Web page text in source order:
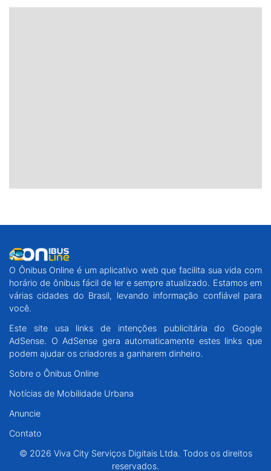
O Ônibus Online é um aplicativo web que facilita sua vida com
horário de ônibus fácil de ler e sempre atualizado. Estamos em
várias cidades do Brasil, levando informação confiável para
você.
Este site usa links de intenções publicitária do Google
AdSense. O AdSense gera automaticamente estes links que
podem ajudar os criadores a ganharem dinheiro.
Sobre o Ônibus Online
Notícias de Mobilidade Urbana
Anuncie
Contato
© 2026 Viva City Serviços Digitais Ltda. Todos os direitos
reservados.